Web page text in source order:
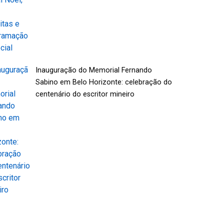
Inauguração do Memorial Fernando
Sabino em Belo Horizonte: celebração do
centenário do escritor mineiro